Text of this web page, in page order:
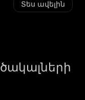
Տես ավելին